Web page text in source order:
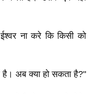
ना करे कि किसी को
अब क्या हो सकता है?"